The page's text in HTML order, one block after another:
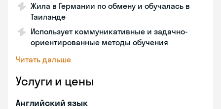
Жила в Германии по обмену и обучалась в
Таиланде
Использует коммуникативные и задачно-
ориентированные методы обучения
Читать дальше
Услуги и цены
Английский язык